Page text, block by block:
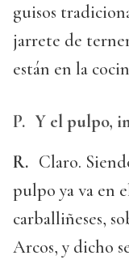
guisos
jarrete de
están en la
P. Y el pulpo,
R. Claro.
pulpo ya va en
carballiñeses,
Arcos, y dicho